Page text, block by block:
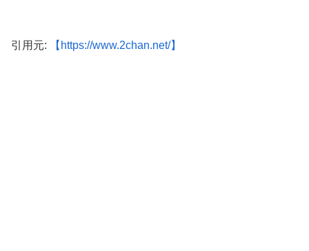
引用元: 【https://www.2chan.net/】